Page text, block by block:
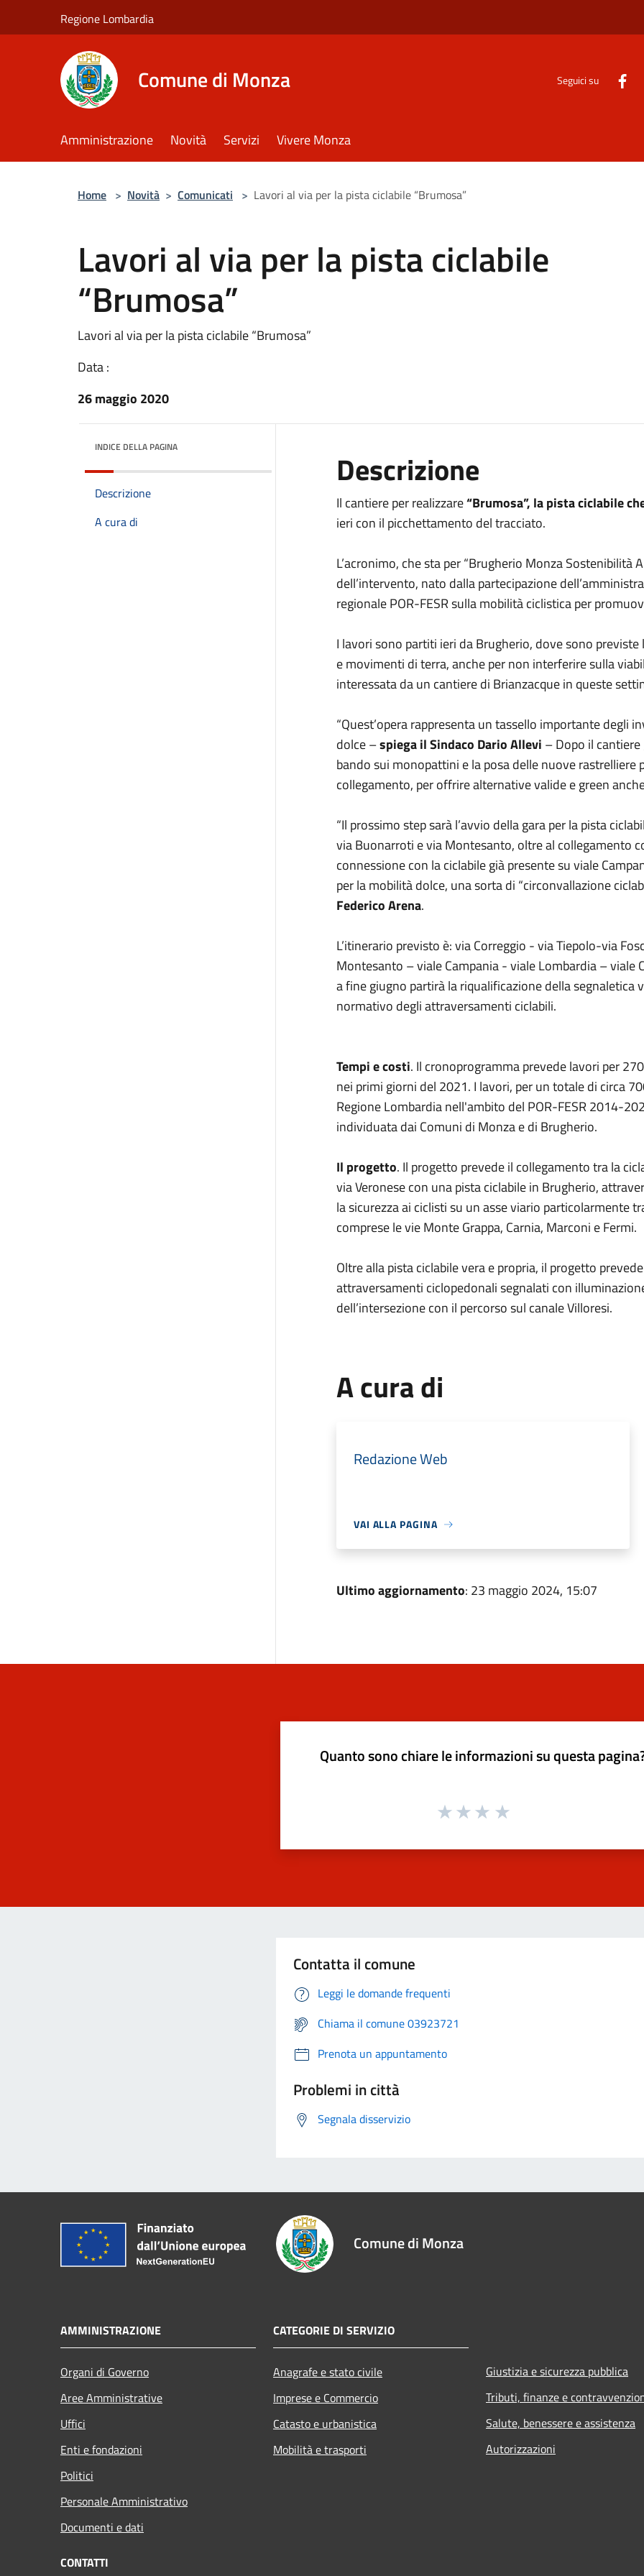
Regione Lombardia
Comune di Monza Seguici su
Amministrazione Novità Servizi Vivere Monza
Home > Novità > Comunicati > Lavori al via per la pista ciclabile “Brumosa”
Lavori al via per la pista ciclabile
“Brumosa”
Lavori al via per la pista ciclabile “Brumosa”
Data :
26 maggio 2020
INDICE DELLA PAGINA
Descrizione
A cura di
Descrizione
Il cantiere per realizzare“Brumosa”, la pista ciclabile
ieri con il picchettamento del tracciato.
L’acronimo, che sta per “Brugherio Monza Sostenibilità
dell’intervento, nato dalla partecipazione
regionale POR-FESR sulla mobilità ciclistica per
I lavori sono partiti ieri da Brugherio, dove sono
e movimenti di terra, anche per non interferire sulla
interessata da un cantiere di Brianzacque in queste
“Quest’opera rappresenta un tassello importante degli
dolce –spiega il Sindaco Dario Allevi – Dopo il
bando sui monopattini e la posa delle nuove
collegamento, per offrire alternative valide e green
“Il prossimo step sarà l’avvio della gara per la pista
via Buonarroti e via Montesanto, oltre al collegamento
connessione con la ciclabile già presente su viale
per la mobilità dolce, una sorta di “circonvallazione
Federico Arena.
L’itinerario previsto è: via Correggio - via Tiepolo-via
Montesanto – viale Campania - viale Lombardia – viale
a fine giugno partirà la riqualificazione della segnaletica
normativo degli attraversamenti ciclabili.
Tempi e costi. Il cronoprogramma prevede lavori per
nei primi giorni del 2021. I lavori, per un totale di circa
Regione Lombardia nell'ambito del POR-FESR 2014-
individuata dai Comuni di Monza e di Brugherio.
Il progetto. Il progetto prevede il collegamento tra la
via Veronese con una pista ciclabile in Brugherio,
la sicurezza ai ciclisti su un asse viario particolarmente
comprese le vie Monte Grappa, Carnia, Marconi e Fermi.
Oltre alla pista ciclabile vera e propria, il progetto
attraversamenti ciclopedonali segnalati con
dell’intersezione con il percorso sul canale Villoresi.
A cura di
Redazione Web
VAI ALLA PAGINA
Ultimo aggiornamento: 23 maggio 2024, 15:07
Quanto sono chiare le informazioni su questa
Contatta il comune
Leggi le domande frequenti
Chiama il comune 03923721
Prenota un appuntamento
Problemi in città
Segnala disservizio
Comune di Monza
AMMINISTRAZIONE
Organi di Governo
Aree Amministrative
Uffici
Enti e fondazioni
Politici
Personale Amministrativo
Documenti e dati
CATEGORIE DI SERVIZIO
Anagrafe e stato civile
Imprese e Commercio
Catasto e urbanistica
Mobilità e trasporti
Giustizia e sicurezza pubblica
Tributi, finanze e
Salute, benessere e assistenza
Autorizzazioni
CONTATTI